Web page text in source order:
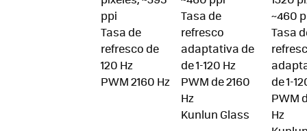
ppi
Tasa de
refresco de
120 Hz
PWM 2160 Hz
Tasa de
refresco
adaptativa de
de 1-120 Hz
PWM de 2160
Hz
Kunlun Glass
~460
Tasa
de 1-
PWM
Hz